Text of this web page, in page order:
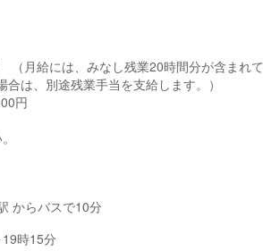
月給には、みなし残業20時間分が含まれて
は、別途残業手当を支給します。）
円
からバスで10分
時15分